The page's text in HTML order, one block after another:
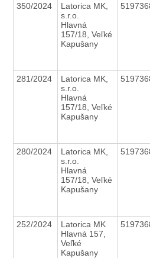
350/2024
Latorica MK,
s.r.o.
Hlavná
157/18, Veľké
Kapušany
281/2024
Latorica MK,
s.r.o.
Hlavná
157/18, Veľké
Kapušany
280/2024
Latorica MK,
s.r.o.
Hlavná
157/18, Veľké
Kapušany
252/2024
Latorica MK
Hlavná 157,
Veľké
Kapušany